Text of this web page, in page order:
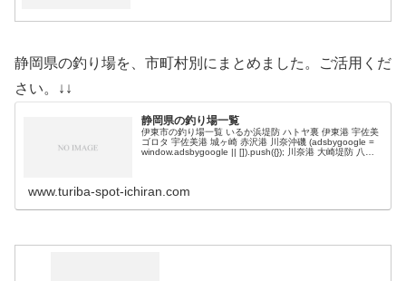
静岡県の釣り場を、市町村別にまとめました。ご活用くだ
さい。↓↓
静岡県の釣り場一覧
伊東市の釣り場一覧 いるか浜堤防 ハトヤ裏 伊東港 宇佐美
ゴロタ 宇佐美港 城ヶ崎 赤沢港 川奈沖磯 (adsbygoogle =
window.adsbygoogle || []).push({}); 川奈港 大崎堤防 八幡
www.turiba-spot-ichiran.com